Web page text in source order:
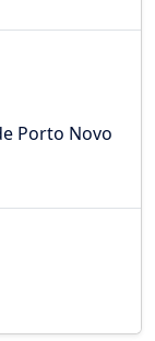
Porto Novo